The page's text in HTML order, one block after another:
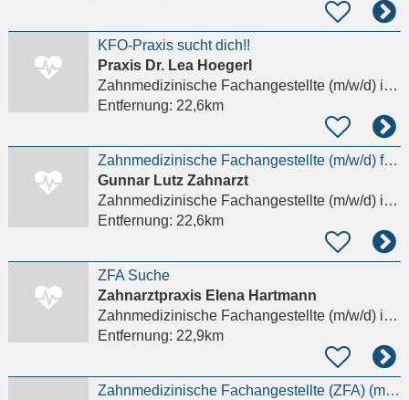
KFO-Praxis sucht dich!!
Praxis Dr. Lea Hoegerl
Zahnmedizinische Fachangestellte (m/w/d)in Haar
Entfernung: 22,6km
Zahnmedizinische Fachangestellte (m/w/d) für die Rezeption in Teilzeit (22-27 Stunden/Woche)
Gunnar Lutz Zahnarzt
Zahnmedizinische Fachangestellte (m/w/d)in Gröbenzell
Entfernung: 22,6km
ZFA Suche
Zahnarztpraxis Elena Hartmann
Zahnmedizinische Fachangestellte (m/w/d)in München, Sendling-Westpark
Entfernung: 22,9km
Zahnmedizinische Fachangestellte (ZFA) (m/w/d)